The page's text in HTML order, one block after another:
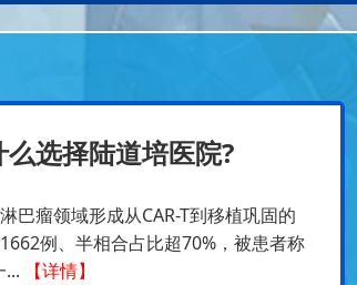
选择陆道培医院?
巴瘤领域形成从CAR-T到移植巩固的
例、半相合占比超70%，被患者称
...
【详情】